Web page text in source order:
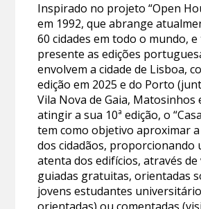
Inspirado no projeto “Open
em 1992, que abrange
60 cidades em todo o mundo,
presente as edições
envolvem a cidade de Lisboa,
edição em 2025 e do Porto
Vila Nova de Gaia, Matosinhos
atingir a sua 10ª edição, o
tem como objetivo aproximar
dos cidadãos, proporcionando
atenta dos edifícios, através de
guiadas gratuitas, orientadas
jovens estudantes